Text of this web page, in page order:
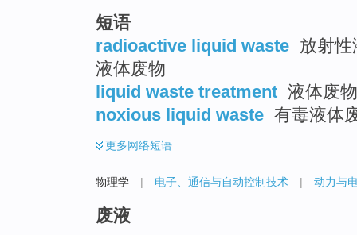
短语
radioactive liquid waste 放射
液体废物
liquid waste treatment 液体废
noxious liquid waste 有毒液体
更多网络短语
物理学 | 电子、通信与自动控制技术 | 动力与
废液